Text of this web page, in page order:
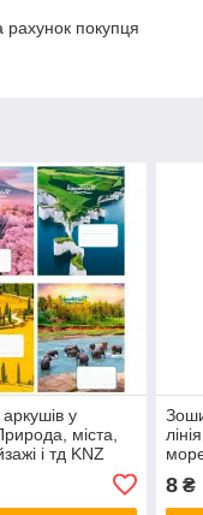
рахунок покупця
у
міста,
і тд KNZ
8 ₴